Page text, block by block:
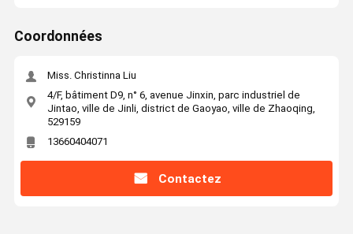
Coordonnées
Miss. Christinna Liu
4/F, bâtiment D9, n° 6, avenue Jinxin, parc industriel de
Jintao, ville de Jinli, district de Gaoyao, ville de Zhaoqing,
529159
13660404071
Contactez